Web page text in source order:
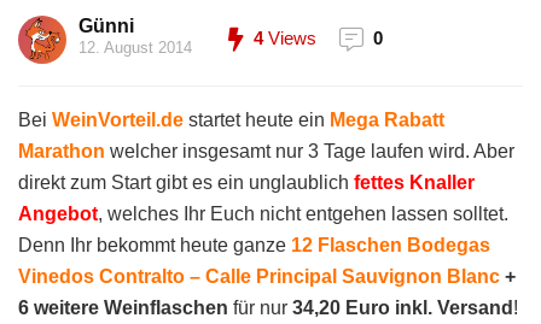
Günni
12. August 2014 4Views 0
Bei WeinVorteil.de startet heute ein Mega Rabatt
Marathon welcher insgesamt nur 3 Tage laufen wird. Aber
direkt zum Start gibt es ein unglaublich fettes Knaller
Angebot, welches Ihr Euch nicht entgehen lassen solltet.
Denn Ihr bekommt heute ganze 12 Flaschen Bodegas
Vinedos Contralto – Calle Principal Sauvignon Blanc +
6 weitere Weinflaschen für nur 34,20 Euro inkl. Versand !